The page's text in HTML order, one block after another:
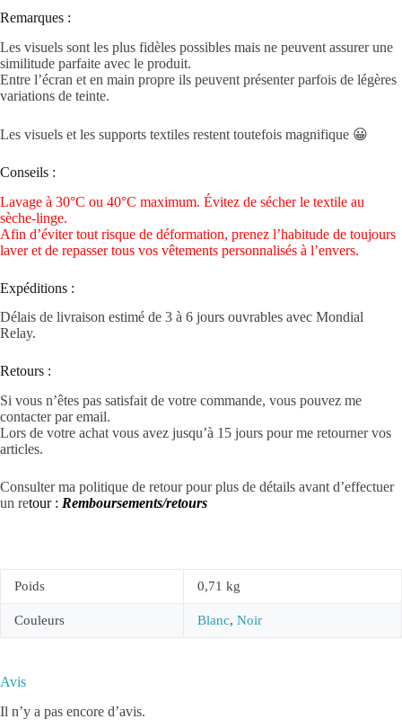
Remarques :
Les visuels sont les plus fidèles possibles mais ne peuvent assurer une
similitude parfaite avec le produit.
Entre l’écran et en main propre ils peuvent présenter parfois de légères
variations de teinte.
Les visuels et les supports textiles restent toutefois magnifique 😀
Conseils :
Lavage à 30°C ou 40°C maximum. Évitez de sécher le textile au
sèche-linge.
Afin d’éviter tout risque de déformation, prenez l’habitude de toujours
laver et de repasser tous vos vêtements personnalisés à l’envers.
Expéditions :
Délais de livraison estimé de 3 à 6 jours ouvrables avec Mondial
Relay.
Retours :
Si vous n’êtes pas satisfait de votre commande, vous pouvez me
contacter par email.
Lors de votre achat vous avez jusqu’à 15 jours pour me retourner vos
articles.
Consulter ma politique de retour pour plus de détails avant d’effectuer
un retour : Remboursements/retours
Poids 0,71 kg
Couleurs Blanc, Noir
Avis
Il n’y a pas encore d’avis.